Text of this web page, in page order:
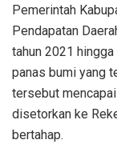
Pemerintah
Pendapatan
tahun 2021
panas bumi yang
tersebut mencapai
disetorkan ke
bertahap.